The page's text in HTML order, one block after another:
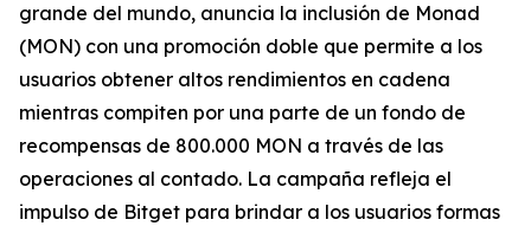
grande del mundo, anuncia la inclusión de Monad
(MON) con una promoción doble que permite a los
usuarios obtener altos rendimientos en cadena
mientras compiten por una parte de un fondo de
recompensas de 800.000 MON a través de las
operaciones al contado. La campaña refleja el
impulso de Bitget para brindar a los usuarios formas